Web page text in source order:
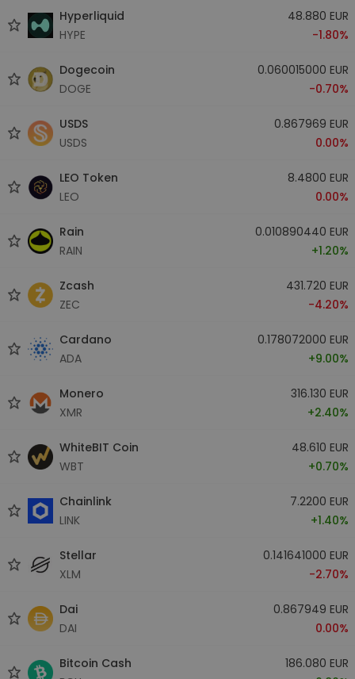
Hyperliquid
HYPE
48.880 EUR
-1.80%
Dogecoin
DOGE
0.060015000 EUR
-0.70%
USDS
USDS
0.867969 EUR
0.00%
LEO Token
LEO
8.4800 EUR
0.00%
Rain
RAIN
0.010890440 EUR
+1.20%
Zcash
ZEC
431.720 EUR
-4.20%
Cardano
ADA
0.178072000 EUR
+9.00%
Monero
XMR
316.130 EUR
+2.40%
WhiteBIT Coin
WBT
48.610 EUR
+0.70%
Chainlink
LINK
7.2200 EUR
+1.40%
Stellar
XLM
0.141641000 EUR
-2.70%
Dai
DAI
0.867949 EUR
0.00%
Bitcoin Cash
186.080 EUR